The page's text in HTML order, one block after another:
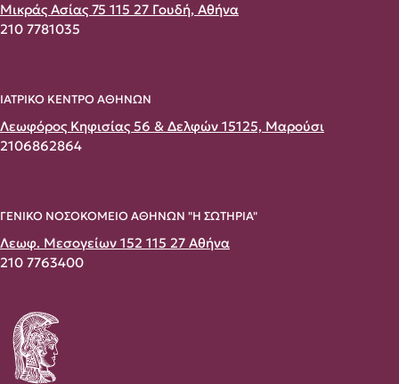
Μικράς Ασίας 75 115 27 Γουδή, Αθήνα
210 7781035
ΙΑΤΡΙΚΟ ΚΕΝΤΡΟ ΑΘΗΝΩΝ
Λεωφόρος Κηφισίας 56 & Δελφών 15125, Μαρούσι
2106862864
ΓΕΝΙΚΟ ΝΟΣΟΚΟΜΕΙΟ ΑΘΗΝΩΝ "Η ΣΩΤΗΡΙΑ"
Λεωφ. Μεσογείων 152 115 27 Αθήνα
210 7763400